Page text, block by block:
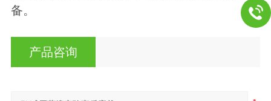
备。
产品咨询